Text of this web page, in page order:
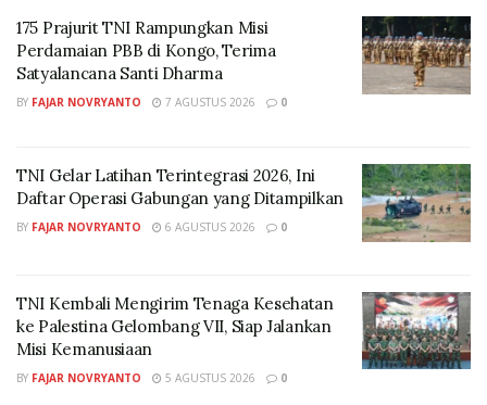
visi Indonesia Emas. Visi yang menempatkan
keberlanjutan dan kemandirian energi serta
pertumbuhan ekonomi rendah karbon sebagai
sambutannya, dalam agenda penandatanganan
dokumen Penguatan Komitmen NZE Pertamina dengan
Asta Cita Menuju Indonesia Emas 2045 bersama
“PGN hadir dalam mendukung peta jalan NZE
Pertamina dengan mengusung 3 (tiga) inisiatif utama
gas bumi sebagai jembatan menuju masa depan yang
lebih hijau. Tiga inisiatif ini dapat melengkapi langkah-
175 Prajurit TNI Rampungkan Misi
Perdamaian PBB di Kongo, Terima
Satyalancana Santi Dharma
BY FAJAR NOVRYANTO 7 AGUSTUS 2026 0
TNI Gelar Latihan Terintegrasi 2026, Ini
Daftar Operasi Gabungan yang Ditampilkan
BY FAJAR NOVRYANTO 6 AGUSTUS 2026 0
TNI Kembali Mengirim Tenaga Kesehatan
ke Palestina Gelombang VII, Siap Jalankan
Misi Kemanusiaan
BY FAJAR NOVRYANTO 5 AGUSTUS 2026 0